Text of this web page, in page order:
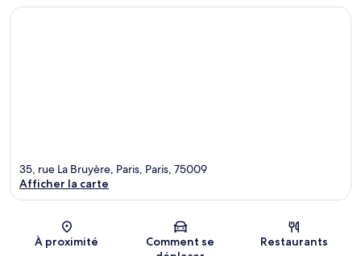
Carte
35, rue La Bruyère, Paris, Paris, 75009
Afficher la carte
À proximité
Comment se
Restaurants